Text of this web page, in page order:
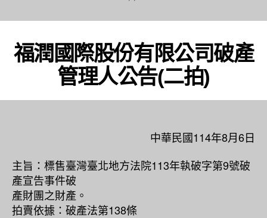
福潤國際股份有限公司破產
管理人公告(二拍)
中華民國114年8月6日
主旨：標售臺灣臺北地方法院113年執破字第9號破
產宣告事件破
產財團之財產。
拍賣依據：破產法第138條